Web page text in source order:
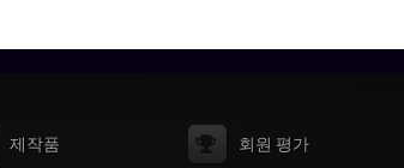
제작품 회원 평가